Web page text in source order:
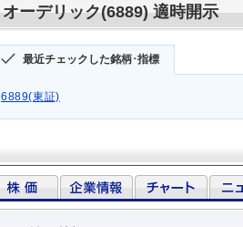
オーデリック(6889) 適時開示
最近チェックした銘柄･指標
6889(東証)